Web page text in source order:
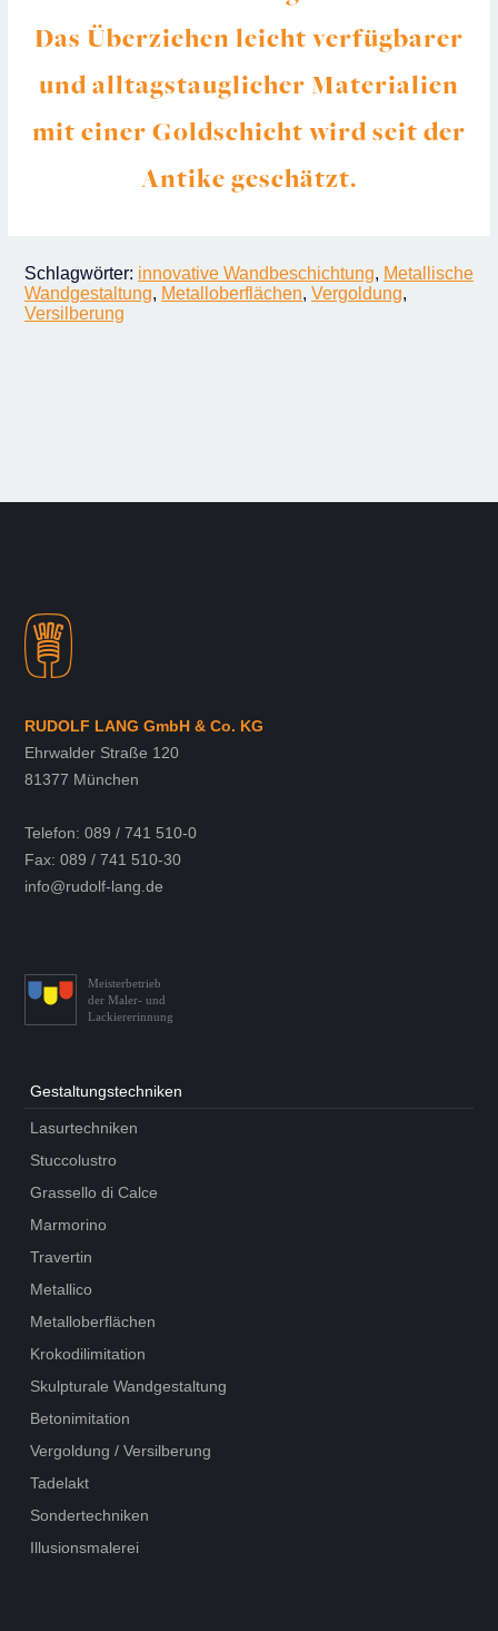
Das Überziehen leicht verfügbarer
und alltagstauglicher Materialien
mit einer Goldschicht wird seit der
Antike geschätzt.
Schlagwörter: innovative Wandbeschichtung, Metallische
Wandgestaltung, Metalloberflächen, Vergoldung,
Versilberung
RUDOLF LANG GmbH & Co. KG
Ehrwalder Straße 120
81377 München
Telefon: 089 / 741 510-0
Fax: 089 / 741 510-30
info@rudolf-lang.de
Meisterbetrieb
der Maler- und
Lackiererinnung
Gestaltungs­techniken
Lasurtechniken
Stuccolustro
Grassello di Calce
Marmorino
Travertin
Metallico
Metalloberflächen
Krokodilimitation
Skulpturale Wandgestaltung
Betonimitation
Vergoldung / Versilberung
Tadelakt
Sondertechniken
Illusionsmalerei